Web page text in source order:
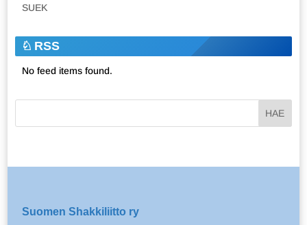
SUEK
RSS
No feed items found.
Suomen Shakkiliitto ry